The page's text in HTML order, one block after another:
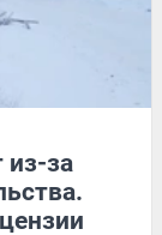
из-за